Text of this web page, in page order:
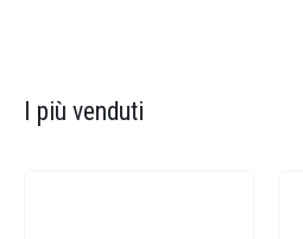
I più venduti